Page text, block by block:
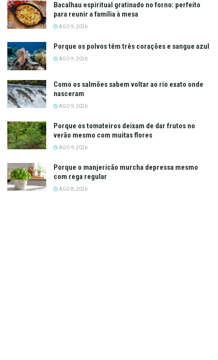
Bacalhau espiritual gratinado no forno: perfeito
para reunir a família à mesa
AGO 9, 2026
Porque os polvos têm três corações e sangue azul
AGO 9, 2026
Como os salmões sabem voltar ao rio exato onde
nasceram
AGO 9, 2026
Porque os tomateiros deixam de dar frutos no
verão mesmo com muitas flores
AGO 9, 2026
Porque o manjericão murcha depressa mesmo
com rega regular
AGO 8, 2026